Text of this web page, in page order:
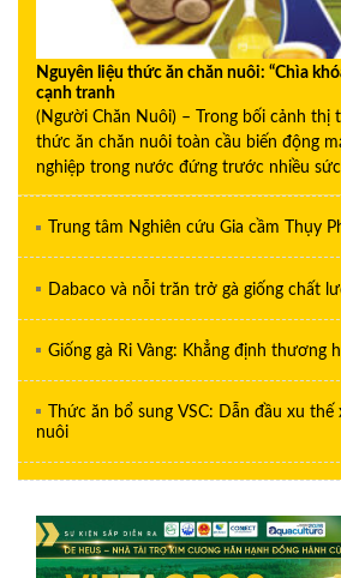
Nguyên liệu thức ăn chăn nuôi: “Chìa
cạnh tranh
(Người Chăn Nuôi) – Trong bối cảnh thị
thức ăn chăn nuôi toàn cầu biến động
nghiệp trong nước đứng trước nhiều sức
Trung tâm Nghiên cứu Gia cầm Thụy
Dabaco và nỗi trăn trở gà giống chất
Giống gà Ri Vàng: Khẳng định thương
Thức ăn bổ sung VSC: Dẫn đầu xu
nuôi